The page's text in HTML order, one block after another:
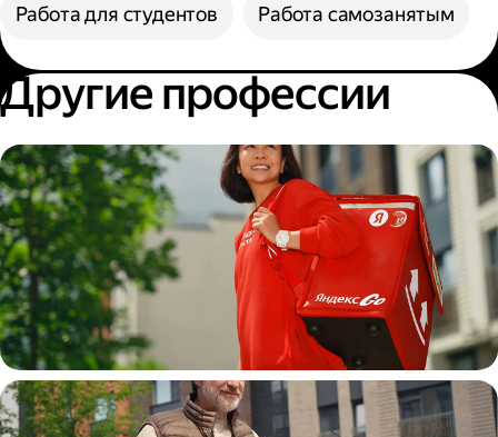
Работа для студентов Работа самозанятым
Другие профессии
Пеший курьер